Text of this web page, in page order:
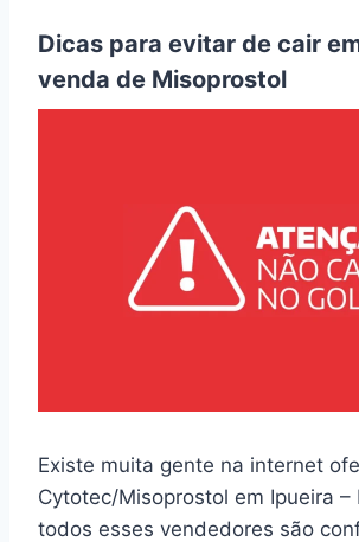
Dicas para evitar de cair
venda de Misoprostol
Existe muita gente na internet
Cytotec/Misoprostol em Ipueira –
todos esses vendedores são